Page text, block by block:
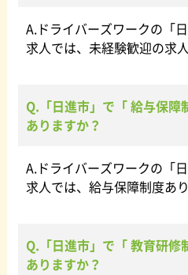
A.ドライバーズワークの「
求人では、未経験歓迎の求
Q.「日進市」で「 給与保障
ありますか？
A.ドライバーズワークの「
求人では、給与保障制度あ
Q.「日進市」で「 教育研修
ありますか？